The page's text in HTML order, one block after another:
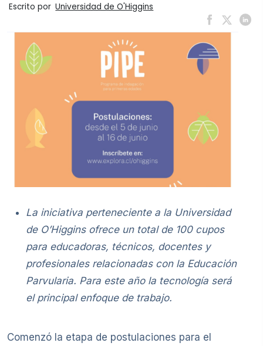
Escrito por Universidad de O'Higgins
La iniciativa perteneciente a la Universidad
de O’Higgins ofrece un total de 100 cupos
para educadoras, técnicos, docentes y
profesionales relacionadas con la Educación
Parvularia. Para este año la tecnología será
el principal enfoque de trabajo.
Comenzó la etapa de postulaciones para el